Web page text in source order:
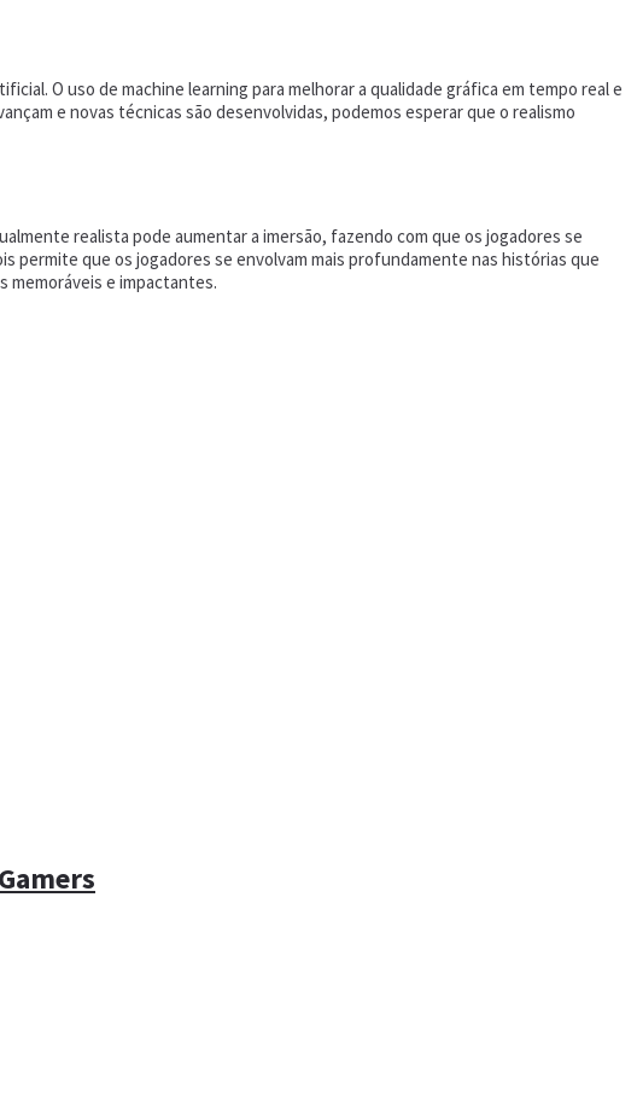
O uso de machine learning para melhorar a qualidade gráfica em tempo real e
e novas técnicas são desenvolvidas, podemos esperar que o realismo
realista pode aumentar a imersão, fazendo com que os jogadores se
permite que os jogadores se envolvam mais profundamente nas histórias que
memoráveis e impactantes.